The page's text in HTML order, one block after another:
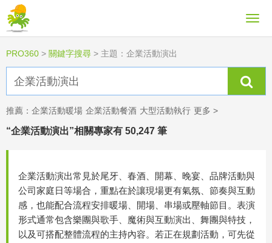
PRO360 > 關鍵字搜尋 > 主題：企業活動演出
推薦： 企業活動暖場 企業活動餐酒 大型活動執行 更多 >
“企業活動演出”相關專家有 50,247 筆
企業活動演出常見於尾牙、春酒、開幕、晚宴、品牌活動與
公司家庭日等場合，重點在於讓現場更有氣氛、節奏與互動
感，也能配合流程安排暖場、開場、串場或壓軸節目。表演
形式通常包含樂團與歌手、魔術與互動演出、舞團與特技，
以及可搭配整體流程的主持內容。若正在規劃活動，可先從